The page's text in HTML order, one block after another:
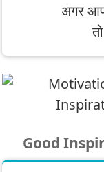
अगर आप
Good